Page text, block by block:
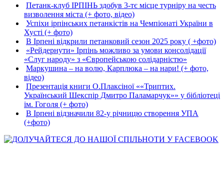
Петанк-клуб ІРПІНЬ здобув 3-тє місце турніру на честь
визволення міста (+ фото, відео)
Успіхи ірпінських петанкістів на Чемпіонаті України в
Хусті (+ фото)
В Ірпені відкрили петанковий сезон 2025 року ( +фото)
«Рейдернути» Ірпінь можливо за умови консолідації
«Слуг народу» з «Європейською солідарністю»
Маркушина – на волю, Карплюка – на нари! (+ фото,
відео)
Презентація книги О.Плаксіної ««Триптих.
Український Шекспір Дмитро Паламарчук»» у бібліотеці
ім. Гоголя (+ фото)
В Ірпені відзначили 82-у річницю створення УПА
(+фото)